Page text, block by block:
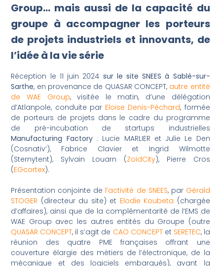
Group… mais aussi de la capacité du
groupe à accompagner les porteurs
de projets industriels et innovants, de
l’idée à la vie série
Réception le 11 juin 2024 sur le site SNEES à Sablé-sur-
Sarthe, en provenance de QUASAR CONCEPT, autre entité
de WAE Group, visitée le matin, d’une délégation
d’Atlanpole, conduite par Eloïse Denis-Péchard, formée
de porteurs de projets dans le cadre du programme
de pré-incubation de startups industrielles
Manufacturing Factory: Lucie MARLIER et Julie Le Den
(Cosnativ’), Fabrice Clavier et Ingrid Wilmotte
(Sternytent), Sylvain Louarn (ZoïdCity), Pierre Cros
(EGcortex).
Présentation conjointe de l’activité de SNEES, par Gérald
STOGER (directeur du site) et Elodie Koubeta (chargée
d’affaires), ainsi que de la complémentarité de l’EMS de
WAE Group avec les autres entités du Groupe (outre
QUASAR CONCEPT, il s’agit de CAO CONCEPTet SERETEC, la
réunion des quatre PME françaises offrant une
couverture élargie des métiers de l’électronique, de la
mécanique et des logiciels embarqués), avant la